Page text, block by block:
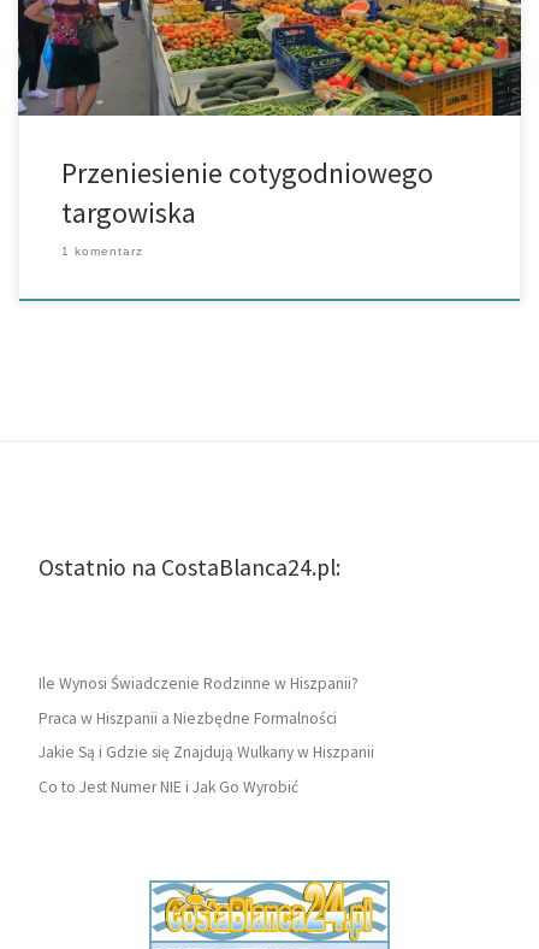
Przeniesienie cotygodniowego
targowiska
1 komentarz
Ostatnio na CostaBlanca24.pl:
Ile Wynosi Świadczenie Rodzinne w Hiszpanii?
Praca w Hiszpanii a Niezbędne Formalności
Jakie Są i Gdzie się Znajdują Wulkany w Hiszpanii
Co to Jest Numer NIE i Jak Go Wyrobić